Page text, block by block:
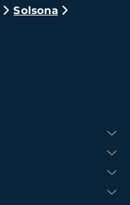
Solsona